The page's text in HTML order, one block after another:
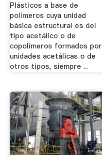
Plásticos a base de
polímeros cuya unidad
básica estructural es del
tipo acetálico o de
copolímeros formados por
unidades acetálicas o de
otros tipos, siempre ...